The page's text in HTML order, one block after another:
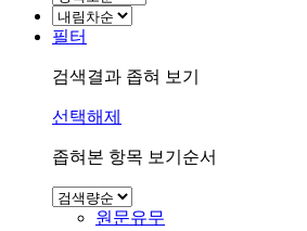
필터
검색결과 좁혀 보기
선택해제
좁혀본 항목 보기순서
원문유무